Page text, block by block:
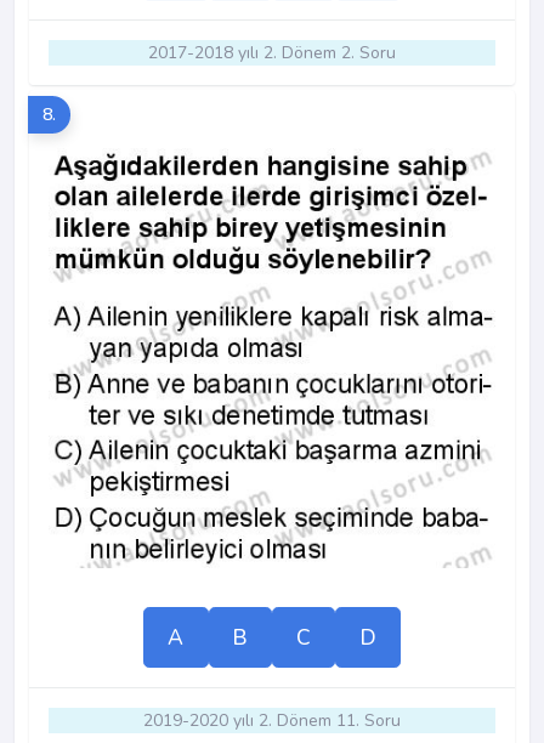
2017-2018 yılı 2. Dönem 2. Soru
8.
A B C D
2019-2020 yılı 2. Dönem 11. Soru